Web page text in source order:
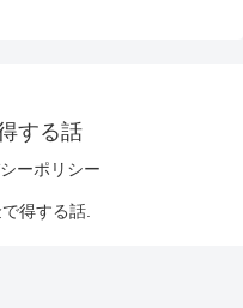
する話
ーポリシー
得する話.